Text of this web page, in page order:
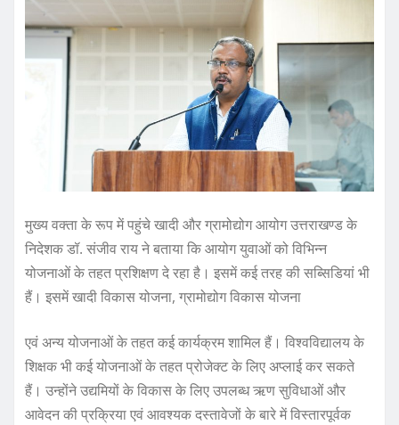
मुख्य वक्ता के रूप में पहुंचे खादी और ग्रामोद्योग आयोग उत्तराखण्ड के
निदेशक डॉ. संजीव राय ने बताया कि आयोग युवाओं को विभिन्न
योजनाओं के तहत प्रशिक्षण दे रहा है। इसमें कई तरह की सब्सिडियां भी
हैं। इसमें खादी विकास योजना, ग्रामोद्योग विकास योजना
एवं अन्य योजनाओं के तहत कई कार्यक्रम शामिल हैं। विश्वविद्यालय के
शिक्षक भी कई योजनाओं के तहत प्रोजेक्ट के लिए अप्लाई कर सकते
हैं। उन्होंने उद्यमियों के विकास के लिए उपलब्ध ऋण सुविधाओं और
आवेदन की प्रक्रिया एवं आवश्यक दस्तावेजों के बारे में विस्तारपूर्वक